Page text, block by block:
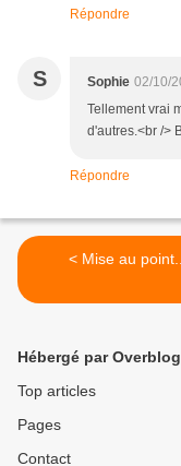
Répondre
S Sophie 02/10/
Tellement vrai
d'autres.<br />
Répondre
< Mise au point...
Hébergé par Overblog
Top articles
Pages
Contact